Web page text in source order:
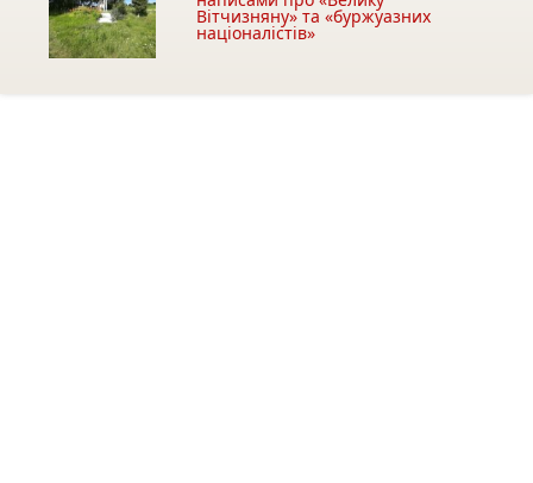
Вітчизняну» та «буржуазних
націоналістів»